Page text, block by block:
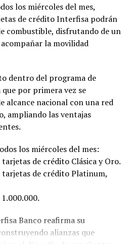
Una publicación compartida por Venus Media (@venusmediaoficial)
los miércoles del mes,
de crédito Interfisa podrán
combustible, disfrutando de un
la movilidad
dentro del programa de
por primera vez se
alcance nacional con una red
ampliando las ventajas
los miércoles del mes:
de crédito Clásica y Oro.
de crédito Platinum,
Banco reafirma su
alianzas que